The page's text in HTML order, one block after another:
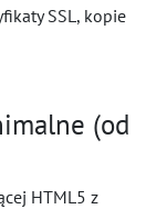
SSL, kopie
(od
HTML5 z